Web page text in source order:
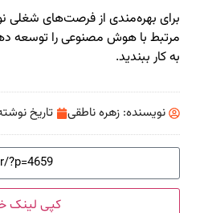
برای بهره‌مندی از فرصت‌های شغلی
مرتبط با هوش مصنوعی را توسعه
به کار ببندید.
نویسنده: زهره ناطقی تاریخ
کپی لینک